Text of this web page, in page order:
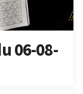
06-08-